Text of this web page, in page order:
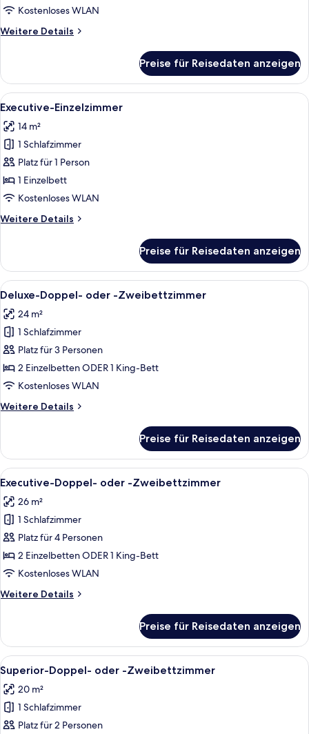
Kostenloses WLAN
Weitere Details
Weitere
Einzelzimmer
Preise für Reisedaten anzeigen
Alle
Fotos
für
Executive-
Einzelzimmer
anzeigen
Ein Hotelzimmer mit einem Bett,
5
Executive-Einzelzimmer
14 m²
1 Schlafzimmer
Platz für 1 Person
1 Einzelbett
Kostenloses WLAN
Weitere Details
Weitere
Einzelzimmer
Preise für Reisedaten anzeigen
Alle
Fotos
für
Deluxe-
Doppel-
oder
-
anzeigen
Ein Hotelzimmer mit zwei Betten,
4
Deluxe-Doppel- oder -Zweibettzimmer
24 m²
1 Schlafzimmer
Platz für 3 Personen
2 Einzelbetten ODER 1 King-Bett
Kostenloses WLAN
Weitere Details
Weitere
Doppel-
oder
-
Zweibettzimmer
Preise für Reisedaten anzeigen
Alle
Fotos
für
Executive-
Doppel-
oder
-
anzeigen
Ein Hotelzimmer mit Bett,
4
Executive-Doppel- oder -Zweibettzimmer
26 m²
1 Schlafzimmer
Platz für 4 Personen
2 Einzelbetten ODER 1 King-Bett
Kostenloses WLAN
Weitere Details
Weitere
Doppel-
oder
-
Zweibettzimmer
Preise für Reisedaten anzeigen
Alle
Fotos
für
Superior-
Doppel-
Ein Hotelzimmer mit einem großen
5
Superior-Doppel- oder -Zweibettzimmer
20 m²
1 Schlafzimmer
Platz für 2 Personen